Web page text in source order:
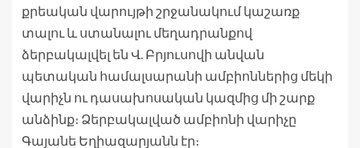
քրեական վարույթի շրջանակում կաշառք
տալու և ստանալու մեղադրանքով
ձերբակալվել են Վ. Բրյուսովի անվան
պետական համալսարանի ամբիոններից մեկի
վարիչն ու դասախոսական կազմից մի շարք
անձինք։ Ձերբակալված ամբիոնի վարիչը
Գայանե Եղիազարյանն էր։